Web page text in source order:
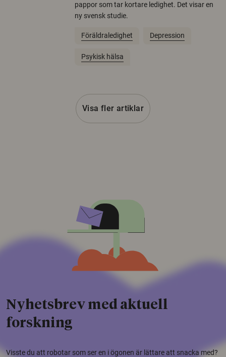
pappor som tar kortare ledighet. Det visar en
ny svensk studie.
Föräldraledighet Depression
Psykisk hälsa
Visa fler artiklar
Nyhetsbrev med aktuell
forskning
Visste du att robotar som ser en i ögonen är lättare att snacka med?